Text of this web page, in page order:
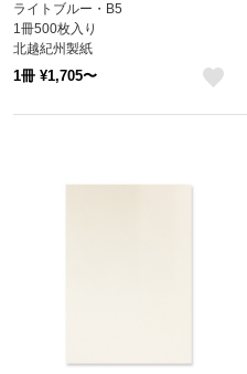
ライトブルー・B5
1冊500枚入り
北越紀州製紙
Newファインカラー
1冊 ¥1,705〜